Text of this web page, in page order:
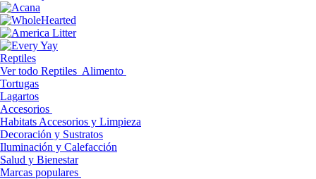
Reptiles
Ver todo Reptiles Alimento
Tortugas
Lagartos
Accesorios
Habitats Accesorios y Limpieza
Decoración y Sustratos
Iluminación y Calefacción
Salud y Bienestar
Marcas populares